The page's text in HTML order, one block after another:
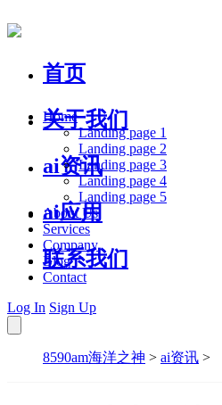
首页
关于我们
ai资讯
ai应用
联系我们
Home
Landing page 1
Landing page 2
Landing page 3
Landing page 4
Landing page 5
About Us
Services
Company
Blog
Contact
Log In Sign Up
8590am海洋之神 > ai资讯 >